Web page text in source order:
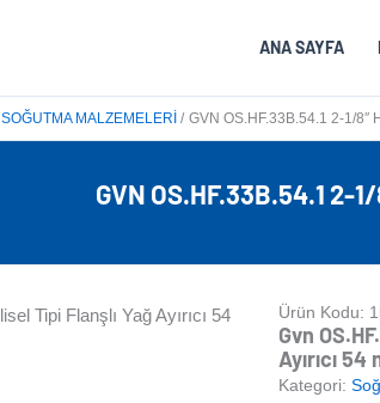
ANA SAYFA
SOĞUTMA MALZEMELERI GVN OS.HF.33B.54.1 2-1/8″
GVN OS.HF.33B.54.1 2-
Ürün Kodu:
Gvn
Ayırıcı 54
Kategori: